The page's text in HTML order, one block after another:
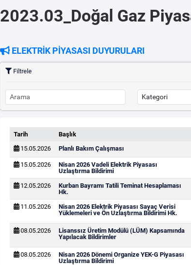
2023.03_Doğal Gaz
ELEKTRİK PİYASASI DUYURULARI
Filtrele
Tarih Başlık
15.05.2026
Planlı Bakım Çalışması
15.05.2026
Nisan 2026 Vadeli Elektrik Piyasası
Uzlaştırma Bildirimi
12.05.2026
Kurban Bayramı Tatili Teminat Hesaplaması
Hk.
11.05.2026
Nisan 2026 Elektrik Piyasası Sayaç Verisi
Yüklemeleri ve Ön Uzlaştırma Bildirimi Hk.
08.05.2026
Lisanssız Üretim Modülü (LÜM) Kapsamında
Yapılacak Bildirimler
08.05.2026
Nisan 2026 Dönemi Organize YEK-G Piyasası
Uzlaştırma Bildirimi